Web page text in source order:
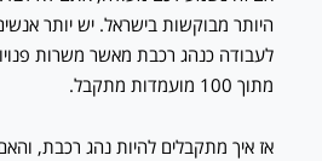
היותר מבוקשות בישראל. יש יותר
מתוך 100 מועמדות מתקבל.
אז איך מתקבלים להיות נהג רכבת,